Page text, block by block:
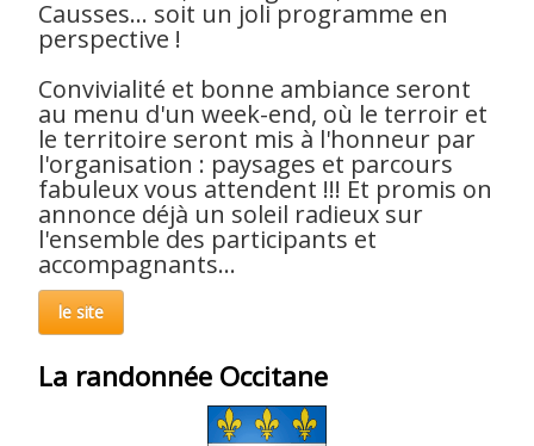
Causses... soit un joli programme en
perspective !
Convivialité et bonne ambiance seront
au menu d'un week-end, où le terroir et
le territoire seront mis à l'honneur par
l'organisation : paysages et parcours
fabuleux vous attendent !!! Et promis on
annonce déjà un soleil radieux sur
l'ensemble des participants et
accompagnants...
le site
La randonnée Occitane